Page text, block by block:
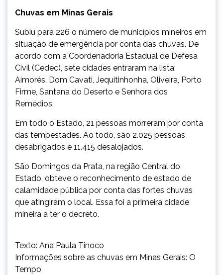
Chuvas em Minas Gerais
Subiu para 226 o número de municípios mineiros em
situação de emergência por conta das chuvas. De
acordo com a Coordenadoria Estadual de Defesa
Civil (Cedec), sete cidades entraram na lista:
Aimorés, Dom Cavati, Jequitinhonha, Oliveira, Porto
Firme, Santana do Deserto e Senhora dos
Remédios.
Em todo o Estado, 21 pessoas morreram por conta
das tempestades. Ao todo, são 2.025 pessoas
desabrigados e 11.415 desalojados.
São Domingos da Prata, na região Central do
Estado, obteve o reconhecimento de estado de
calamidade pública por conta das fortes chuvas
que atingiram o local. Essa foi a primeira cidade
mineira a ter o decreto.
Texto: Ana Paula Tinoco
Informações sobre as chuvas em Minas Gerais: O
Tempo